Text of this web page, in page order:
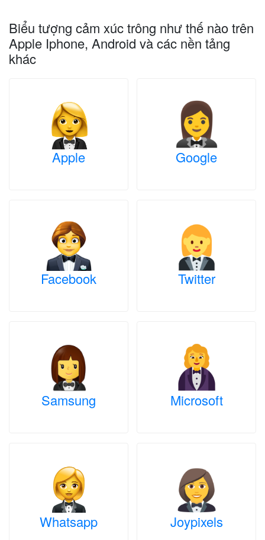
Biểu tượng cảm xúc trông như thế nào trên
Apple Iphone, Android và các nền tảng
khác
Apple Google
Facebook Twitter
Samsung Microsoft
Whatsapp Joypixels